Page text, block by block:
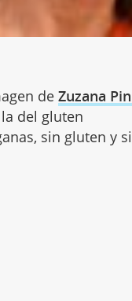
de Zuzana
del gluten
sin gluten y